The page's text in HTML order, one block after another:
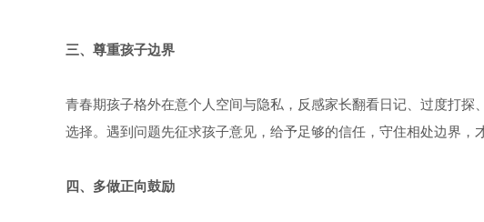
三、 尊重孩子边界
青春期孩子格外在意个人空间与隐私，反感家长翻看日记、过度打
选择。遇到问题先征求孩子意见，给予足够的信任，守住相处边界，
四、 多做正向鼓励